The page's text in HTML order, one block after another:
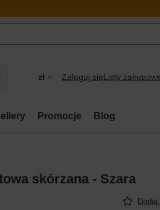
zł Zaloguj sięListy
Promocje Blog
skórzana - Szara